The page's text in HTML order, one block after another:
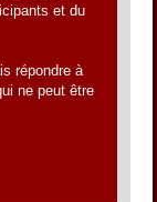
et du
répondre à
ne peut être